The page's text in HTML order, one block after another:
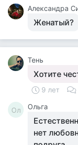
Александра
Женатый?
Тень
Хотите
9 лет
Ол Ольга
нет